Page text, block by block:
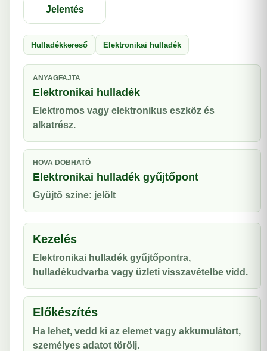
Jelentés
Hulladékkereső Elektronikai hulladék
ANYAGFAJTA
Elektronikai hulladék
Elektromos vagy elektronikus eszköz és
alkatrész.
HOVA DOBHATÓ
Elektronikai hulladék gyűjtőpont
Gyűjtő színe: jelölt
Kezelés
Elektronikai hulladék gyűjtőpontra,
hulladékudvarba vagy üzleti visszavételbe vidd.
Előkészítés
Ha lehet, vedd ki az elemet vagy akkumulátort,
személyes adatot törölj.